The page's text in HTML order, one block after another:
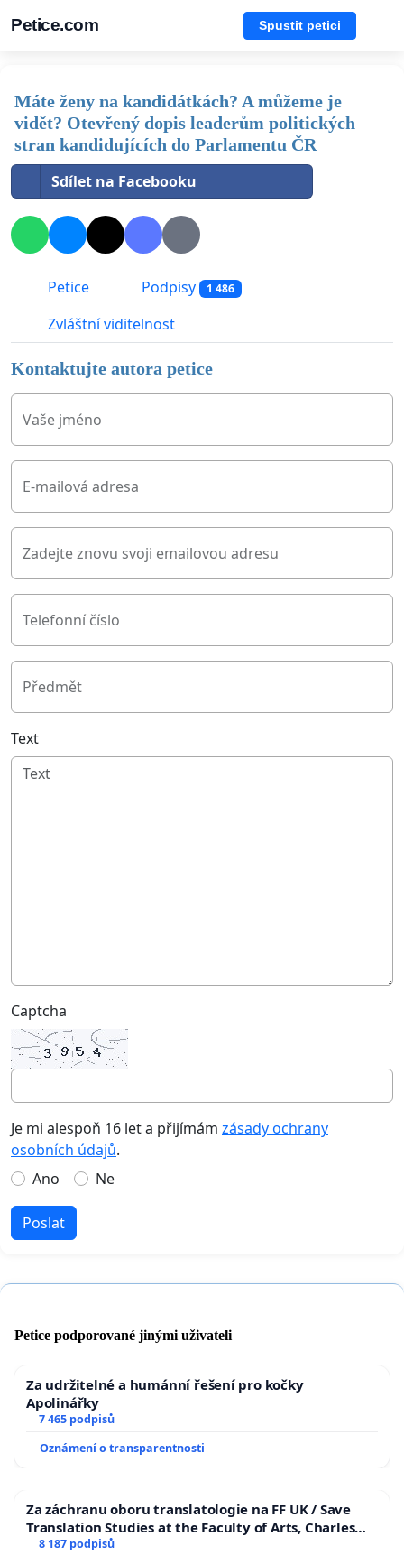
Petice.com Spustit petici
Máte ženy na kandidátkách? A můžeme je
vidět? Otevřený dopis leaderům politických
stran kandidujících do Parlamentu ČR
Sdílet na Facebooku
Petice Podpisy 1 486
Zvláštní viditelnost
Kontaktujte autora petice
Vaše jméno
E-mailová adresa
Zadejte znovu svoji emailovou adresu
Telefonní číslo
Předmět
Text
Captcha
Je mi alespoň 16 let a přijímám zásady ochrany
osobních údajů.
Ano
Ne
Poslat
Petice podporované jinými uživateli
Za udržitelné a humánní řešení pro kočky
Apolinářky
7 465 podpisů
Oznámení o transparentnosti
Za záchranu oboru translatologie na FF UK / Save
Translation Studies at the Faculty of Arts, Charles
University
8 187 podpisů